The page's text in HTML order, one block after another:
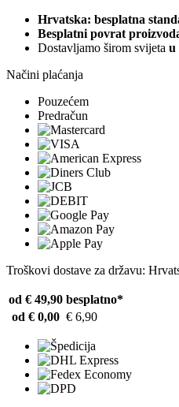
Hrvatska: besplatna
Besplatni povrat
Dostavljamo širom svijeta u
Načini plaćanja
Pouzećem
Predračun
Troškovi dostave za državu:
od € 49,90 besplatno*
od € 0,00 € 6,90